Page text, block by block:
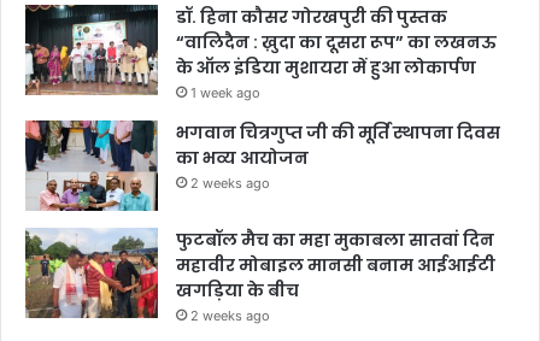
डॉ. हिना कौसर गोरखपुरी की पुस्तक
“वालिदैन : ख़ुदा का दूसरा रूप” का लखनऊ
के ऑल इंडिया मुशायरा में हुआ लोकार्पण
1 week ago
भगवान चित्रगुप्त जी की मूर्ति स्थापना दिवस
का भव्य आयोजन
2 weeks ago
फुटबॉल मैच का महा मुकाबला सातवां दिन
महावीर मोबाइल मानसी बनाम आईआईटी
खगड़िया के बीच
2 weeks ago